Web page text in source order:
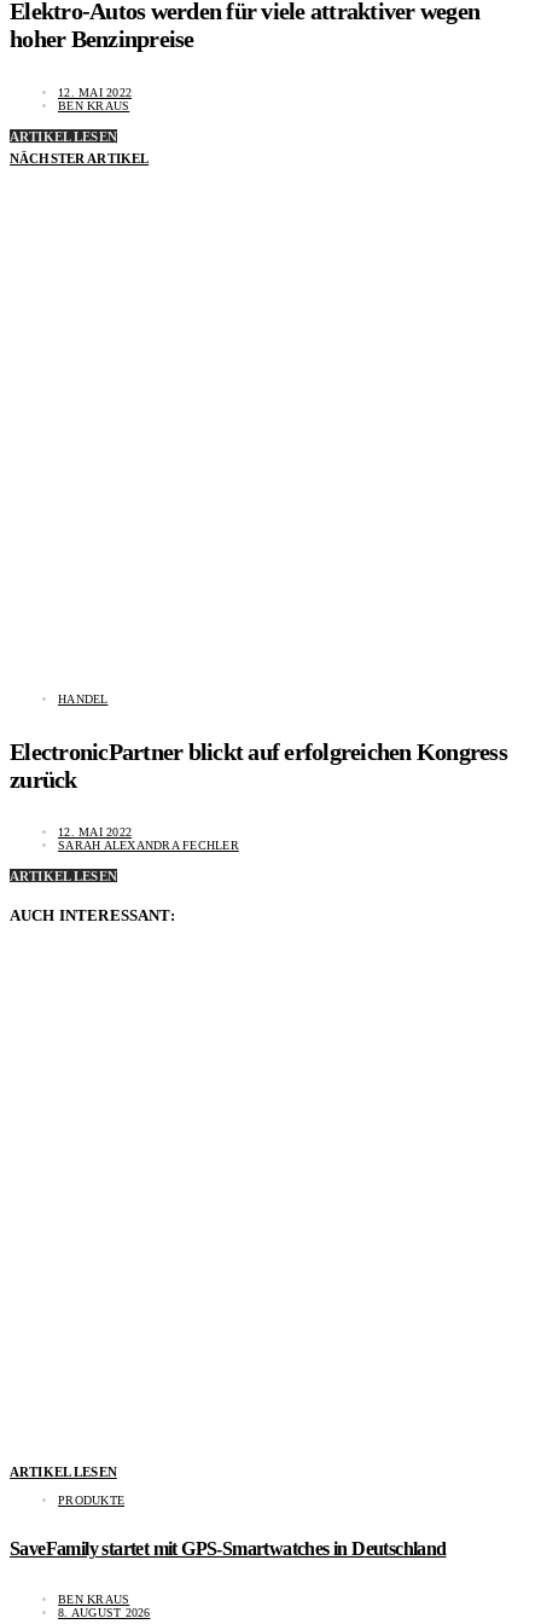
Elektro-Autos werden für viele attraktiver wegen
hoher Benzinpreise
12. MAI 2022
BEN KRAUS
ARTIKEL LESEN
NÄCHSTER ARTIKEL
HANDEL
ElectronicPartner blickt auf erfolgreichen Kongress
zurück
12. MAI 2022
SARAH ALEXANDRA FECHLER
ARTIKEL LESEN
AUCH INTERESSANT:
ARTIKEL LESEN
PRODUKTE
SaveFamily startet mit GPS-Smartwatches in Deutschland
BEN KRAUS
8. AUGUST 2026